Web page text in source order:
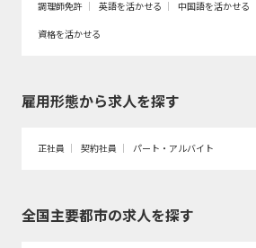
調理師免許 英語を活かせる 中国語を活かせる
資格を活かせる
雇用形態から求人を探す
正社員 契約社員 パート・アルバイト
全国主要都市の求人を探す